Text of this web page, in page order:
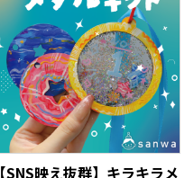
【SNS映え抜群】キラキラメ